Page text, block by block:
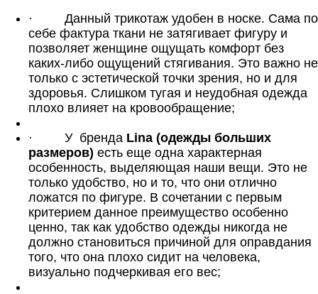
·
Данный трикотаж удобен в носке. Сама по
себе фактура ткани не затягивает фигуру и
позволяет женщине ощущать комфорт без
каких-либо ощущений стягивания. Это важно не
только с эстетической точки зрения, но и для
здоровья. Слишком тугая и неудобная одежда
плохо влияет на кровообращение;
· У бренда Lina (одежды больших
размеров) есть еще одна характерная
особенность, выделяющая наши вещи. Это не
только удобство, но и то, что они отлично
ложатся по фигуре. В сочетании с первым
критерием данное преимущество особенно
ценно, так как удобство одежды никогда не
должно становиться причиной для оправдания
того, что она плохо сидит на человека,
визуально подчеркивая его вес;